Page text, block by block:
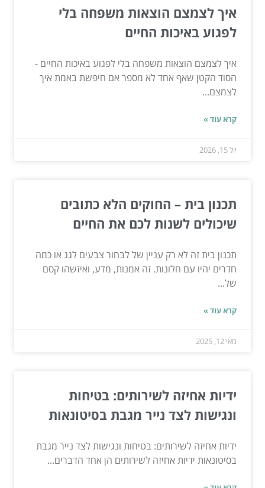
איך לצמצם הוצאות משפחה בלי
לפגוע באיכות החיים
איך לצמצם הוצאות משפחה בלי לפגוע באיכות החיים -
הסוד הקטן שאף אחד לא מספר אם חיפשת באמת איך
לצמצם...
קרא עוד »
יול 15, 2026
תכנון בית – החוקים הלא כתובים
שיכולים לשנות לכם את החיים
תכנון בית זה לא רק עניין של לבחור צבעים לגג או כמה
חדרים יהיו עם חלונות. זה אמנות, מדע, ואיזשהו קסם
של...
קרא עוד »
מאי 12, 2025
ידיות אחיזה לשירותים: בטיחות
ונגישות לצד נייר מגבת בסיטונאות
ידיות אחיזה לשירותים: בטיחות ונגישות לצד נייר מגבת
בסיטונאות ידיות אחיזה לשירותים הן אחד הדברים...